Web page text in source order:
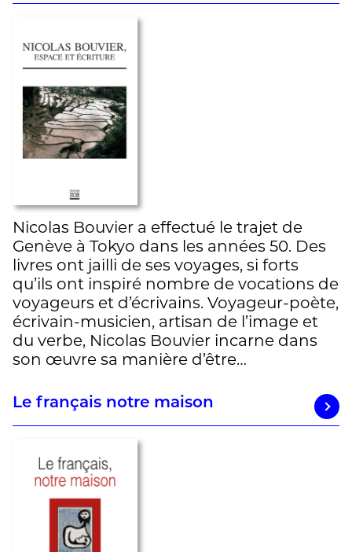
Nicolas Bouvier a effectué le trajet de
Genève à Tokyo dans les années 50. Des
livres ont jailli de ses voyages, si forts
qu’ils ont inspiré nombre de vocations de
voyageurs et d’écrivains. Voyageur-poète,
écrivain-musicien, artisan de l’image et
du verbe, Nicolas Bouvier incarne dans
son œuvre sa manière d’être…
Le français notre maison